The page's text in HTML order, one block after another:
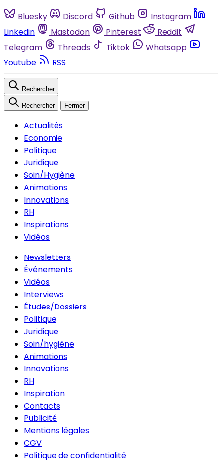
Bluesky Discord Github
Instagram
Linkedin
Mastodon Pinterest
Reddit
Telegram
Threads Tiktok
Whatsapp
Youtube
RSS
Rechercher
Rechercher Fermer
Actualités
Economie
Politique
Juridique
Soin/Hygiène
Animations
Innovations
RH
Inspirations
Vidéos
Newsletters
Événements
Vidéos
Interviews
Études/Dossiers
Politique
Juridique
Soin/hygiène
Animations
Innovations
RH
Inspiration
Contacts
Publicité
Mentions légales
CGV
Politique de confidentialité